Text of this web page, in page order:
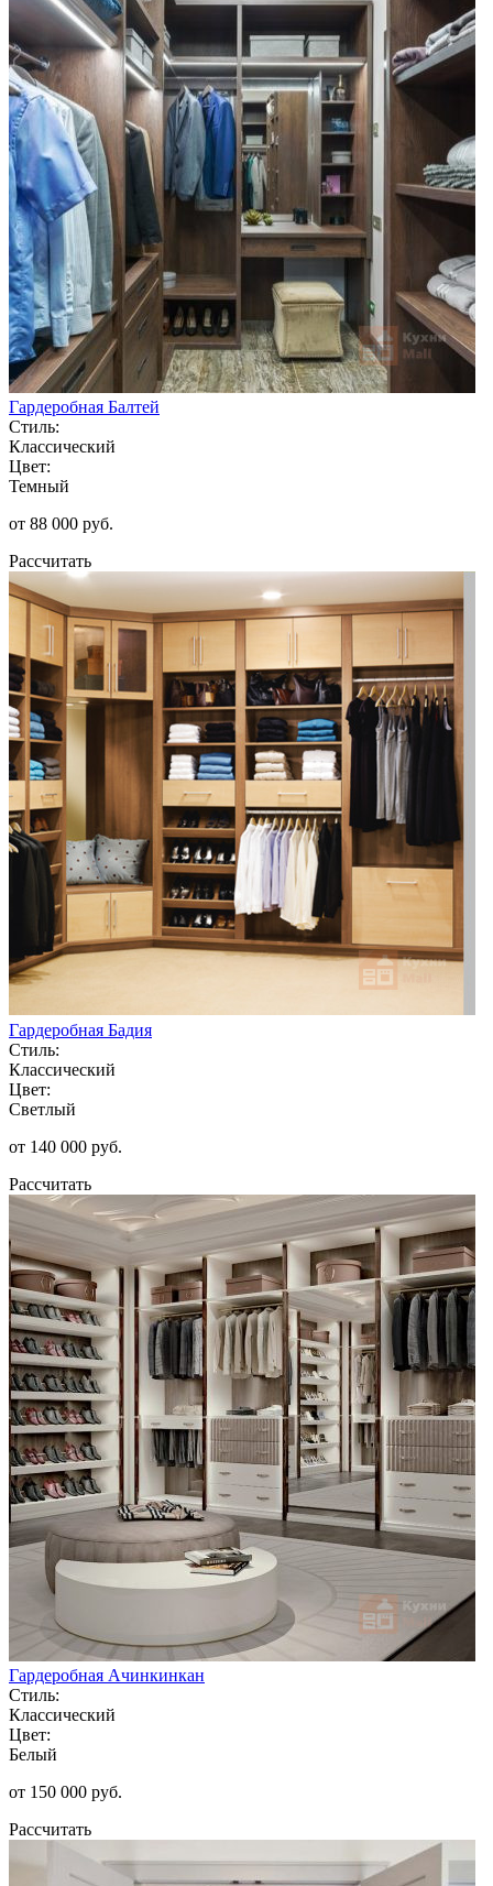
Гардеробная Балтей
Стиль:
Классический
Цвет:
Темный
от 88 000 руб.
Рассчитать
Гардеробная Бадия
Стиль:
Классический
Цвет:
Светлый
от 140 000 руб.
Рассчитать
Гардеробная Ачинкинкан
Стиль:
Классический
Цвет:
Белый
от 150 000 руб.
Рассчитать